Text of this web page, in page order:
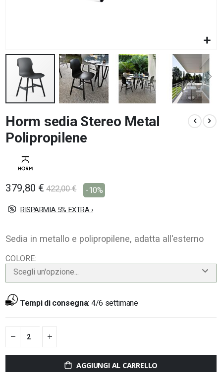
all'inizio
della
galleria
immagini
Horm sedia Stereo Metal
Polipropilene
379,80 € 422,00 € -10%
RISPARMIA 5% EXTRA ›
Sedia in metallo e polipropilene, adatta all'esterno
COLORE
Scegli un'opzione...
Tempi di consegna: 4/6 settimane
AGGIUNGI AL CARRELLO